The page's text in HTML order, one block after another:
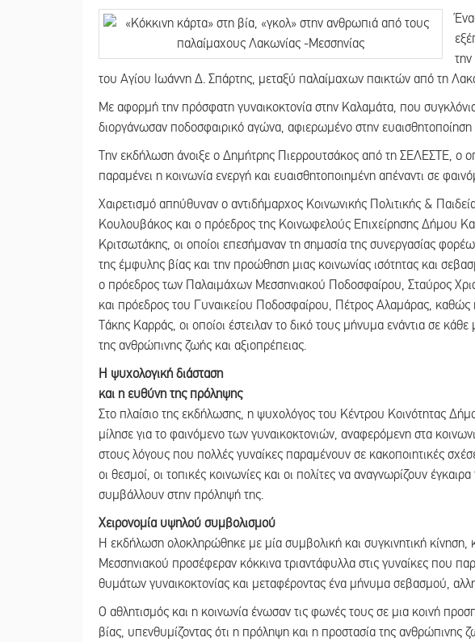
του Αγίου Ιωάννη Δ. Σπάρτης, μεταξύ παλαίμαχων παικτών από τη
Με αφορμή την πρόσφατη γυναικοκτονία στην Καλαμάτα, που
διοργάνωσαν ποδοσφαιρικό αγώνα, αφιερωμένο στην
Την εκδήλωση άνοιξε ο Δημήτρης Πιερρουτσάκος από τη ΣΕΛΕΣΤΕ, ο
παραμένει η κοινωνία ενεργή και ευαισθητοποιημένη απέναντι σε
Χαιρετισμό απηύθυναν ο αντιδήμαρχος Κοινωνικής Πολιτικής &
Κουλουβάκος και ο πρόεδρος της Κοινωφελούς Επιχείρησης Δήμου
Κριτσωτάκης, οι οποίοι επεσήμαναν τη σημασία της συνεργασίας
της έμφυλης βίας και την προώθηση μιας κοινωνίας ισότητας και
ο πρόεδρος των Παλαιμάχων Μεσσηνιακού Ποδοσφαίρου, Σταύρος
και πρόεδρος του Γυναικείου Ποδοσφαίρου, Πέτρος Αλαμάρας,
Τάκης Καρράς, οι οποίοι έστειλαν το δικό τους μήνυμα ενάντια σε
της ανθρώπινης ζωής και αξιοπρέπειας.
Η ψυχολογική διάσταση
και η ευθύνη της πρόληψης
Στο πλαίσιο της εκδήλωσης, η ψυχολόγος του Κέντρου Κοινότητας
μίλησε για το φαινόμενο των γυναικοκτονιών, αναφερόμενη στα
στους λόγους που πολλές γυναίκες παραμένουν σε κακοποιητικές
οι θεσμοί, οι τοπικές κοινωνίες και οι πολίτες να αναγνωρίζουν
συμβάλλουν στην πρόληψή της.
Χειρονομία υψηλού συμβολισμού
Η εκδήλωση ολοκληρώθηκε με μία συμβολική και συγκινητική κίνηση,
Μεσσηνιακού προσέφεραν κόκκινα τριαντάφυλλα στις γυναίκες που
θυμάτων γυναικοκτονίας και μεταφέροντας ένα μήνυμα σεβασμού,
Ο αθλητισμός και η κοινωνία ένωσαν τις φωνές τους σε μια κοινή
βίας, υπενθυμίζοντας ότι η πρόληψη και η προστασία της ανθρώπινης